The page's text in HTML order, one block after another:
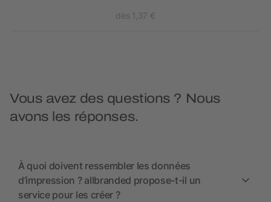
dès 1,37 €
Vous avez des questions ? Nous
avons les réponses.
À quoi doivent ressembler les données
d’impression ? allbranded propose-t-il un
service pour les créer ?